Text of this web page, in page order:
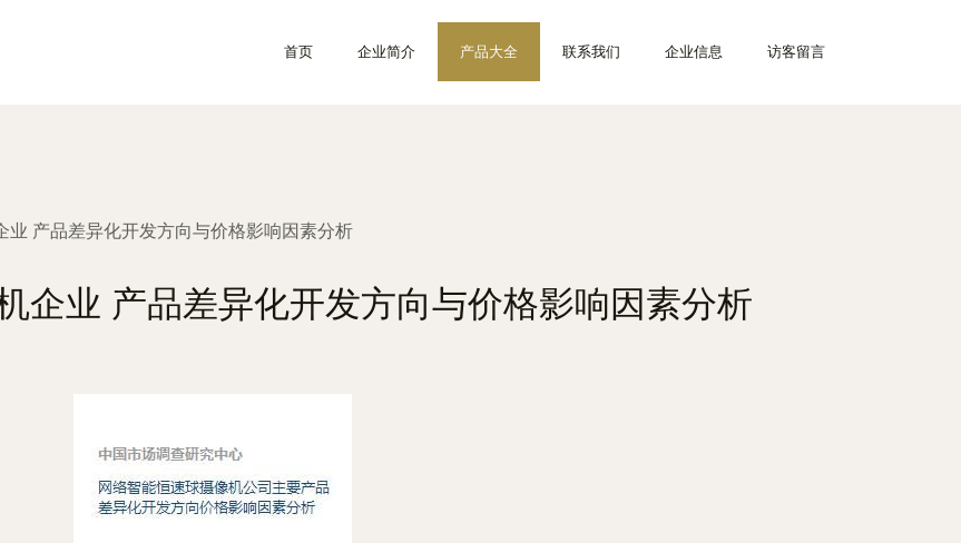
首页 企业简介 产品大全 联系我们 企业信息 访客留言
业 产品差异化开发方向与价格影响因素分析
企业 产品差异化开发方向与价格影响因素分析